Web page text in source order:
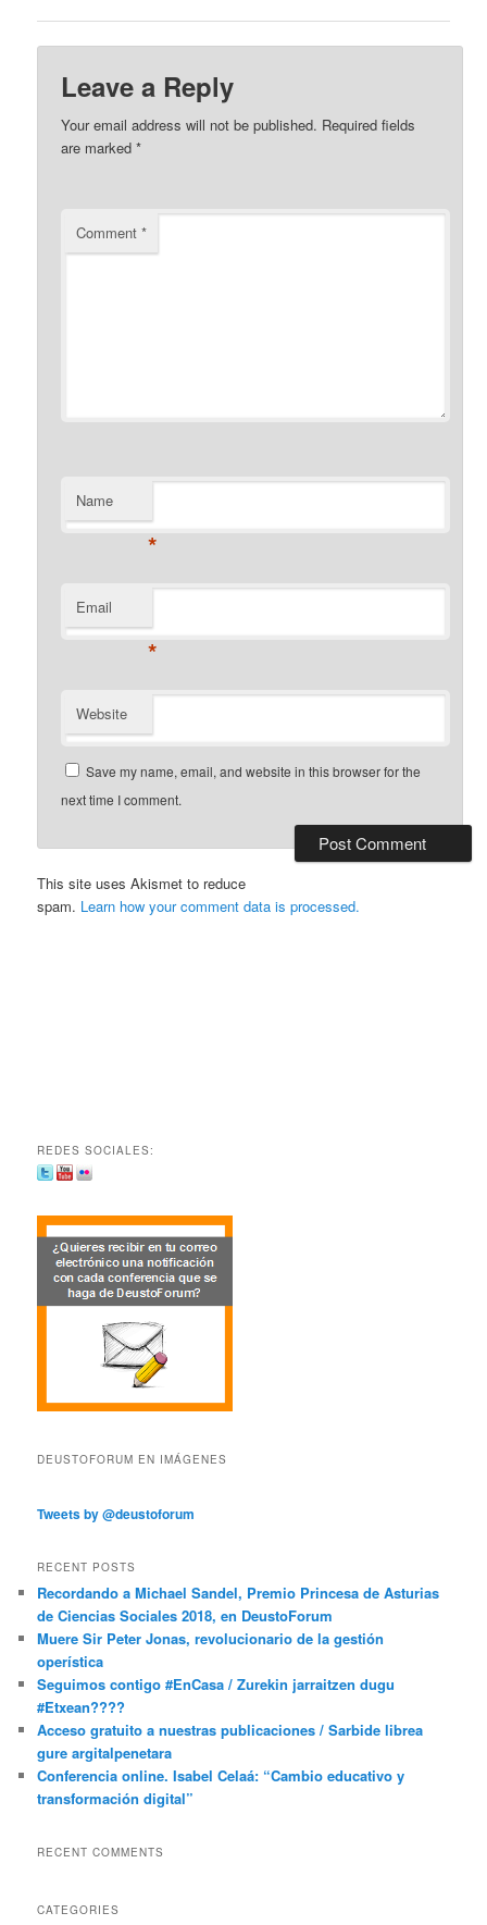
Leave a Reply
Your email address will not be published. Required fields
are marked*
Comment*
Name
*
Email
*
Website
Save my name, email, and website in this browser for the
next time I comment.
This site uses Akismet to reduce
spam. Learn how your comment data is processed.
REDES SOCIALES:
DEUSTOFORUM EN IMÁGENES
Tweets by @deustoforum
RECENT POSTS
Recordando a Michael Sandel, Premio Princesa de Asturias
de Ciencias Sociales 2018, en DeustoForum
Muere Sir Peter Jonas, revolucionario de la gestión
operística
Seguimos contigo #EnCasa / Zurekin jarraitzen dugu
#Etxean????
Acceso gratuito a nuestras publicaciones / Sarbide librea
gure argitalpenetara
Conferencia online. Isabel Celaá: “Cambio educativo y
transformación digital”
RECENT COMMENTS
CATEGORIES